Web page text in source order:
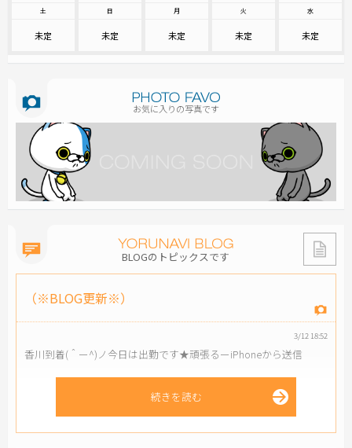
土
未定
日
未定
月
未定
火
未定
水
未定
お気に入りの写真です
BLOGのトピックスです
（※BLOG更新※）
3/12 18:52
香川到着(＾ー^)ノ今日は出勤です★頑張るーiPhoneから送信
続きを読む